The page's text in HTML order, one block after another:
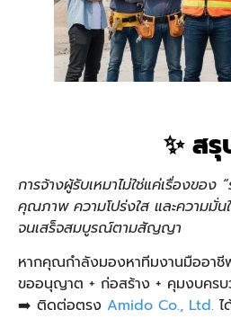
✨ ส
การจ้างผู้รับเหมาไม่ใช่แค่เรื่องของ
คุณภาพ ความโปร่งใส และความมั่น
จนเสร็จสมบูรณ์ตามสัญญา
หากคุณกำลังมองหาทีมงานมืออาชี
ขออนุญาต + ก่อสร้าง + คุมงบครบ
➡️ ติดต่อตรง Amido Co., Ltd. ไ